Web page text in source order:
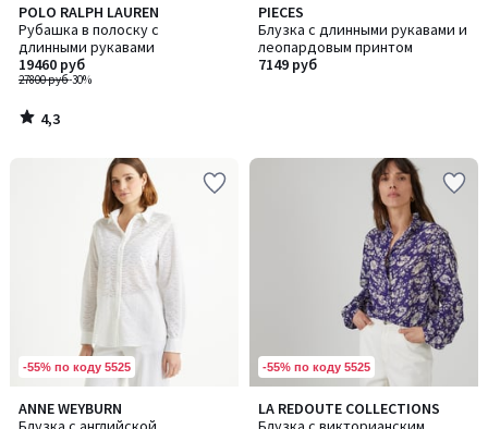
POLO RALPH LAUREN
Рубашка в полоску с
длинными рукавами
27800 руб-30%
19460 руб
4,3
/ 5
4,3
/
PIECES
Блузка с длинными рукавами и
леопардовым принтом
7149 руб
-55% по коду 5525
ANNE WEYBURN
-55% по коду 5525
LA REDOUTE COLLECTIONS